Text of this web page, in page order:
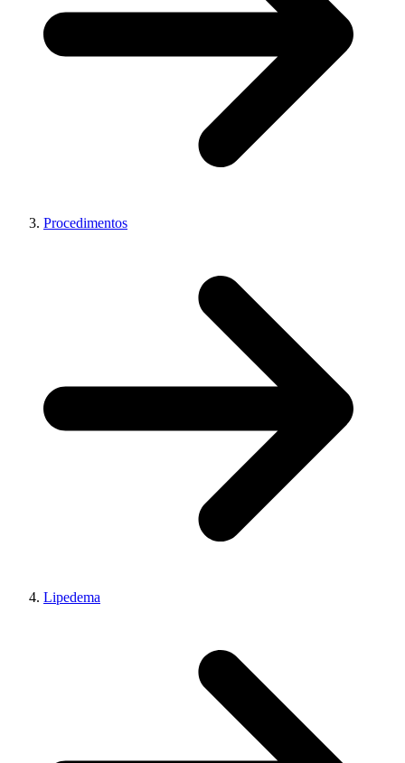
Procedimentos
Lipedema